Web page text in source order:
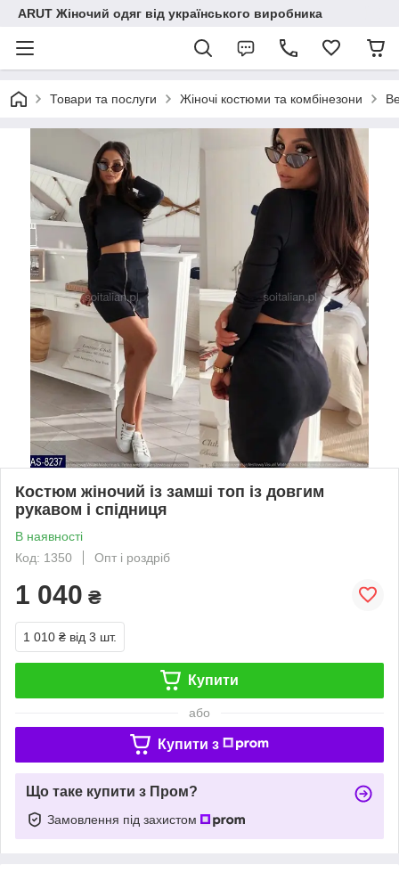
ARUT Жіночий одяг від українського виробника
Товари та послуги Жіночі костюми та комбінезони
Костюм жіночий із замші топ із довгим
рукавом і спідниця
В наявності
Код: 1350
Опт і роздріб
1 040 ₴
1 010 ₴ від 3 шт.
Купити
або
Купити з
Що таке купити з Пром?
Замовлення під захистом